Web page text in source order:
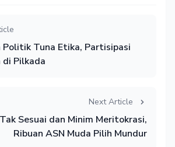
Politik Tuna Etika, Partisipasi
Pilkada
Next Article
Sesuai dan Minim Meritokrasi,
Ribuan ASN Muda Pilih Mundur